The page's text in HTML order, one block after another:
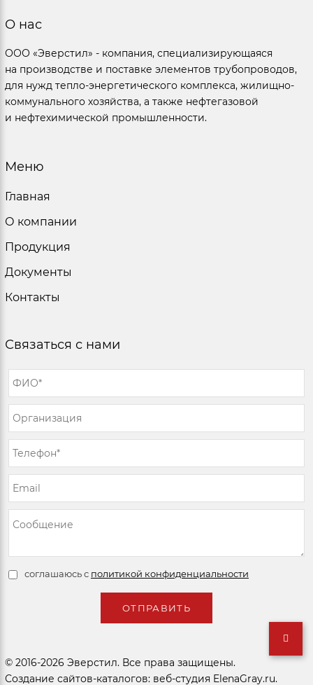
О нас
ООО «Эверстил» - компания, специализирующаяся
на производстве и поставке элементов трубопроводов,
для нужд тепло-энергетического комплекса, жилищно-
коммунального хозяйства, а также нефтегазовой
и нефтехимической промышленности.
Меню
Главная
О компании
Продукция
Документы
Контакты
Связаться с нами
соглашаюсь с политикой конфиденциальности
© 2016-2026 Эверстил. Все права защищены.
Создание сайтов-каталогов: веб-студия ElenaGray.ru.